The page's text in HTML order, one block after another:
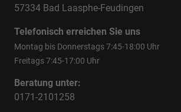
57334 Bad Laasphe-Feudingen
Telefonisch erreichen Sie uns
Montag bis Donnerstags 7:45-18:00 Uhr
Freitags 7:45-17:00 Uhr
Beratung unter:
0171-2101258